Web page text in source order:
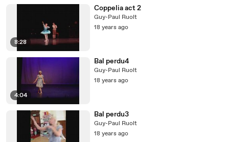
8:28
Coppelia act 2
Guy-Paul Ruolt
18 years ago
4:04
Bal perdu4
Guy-Paul Ruolt
18 years ago
Bal perdu3
Guy-Paul Ruolt
18 years ago